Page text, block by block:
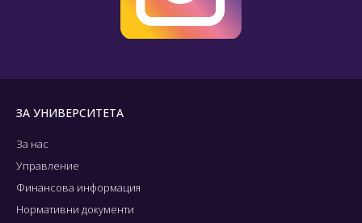
ЗА УНИВЕРСИТЕТА
За нас
Управление
Финансова информация
Нормативни документи